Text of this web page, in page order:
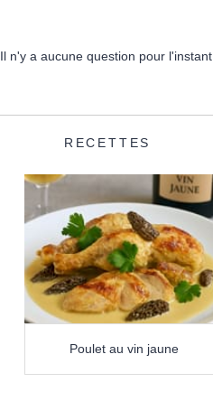
Il n'y a aucune question pour l'instant.
RECETTES
Poulet au vin jaune